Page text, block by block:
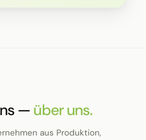
— über uns.
aus Produktion,